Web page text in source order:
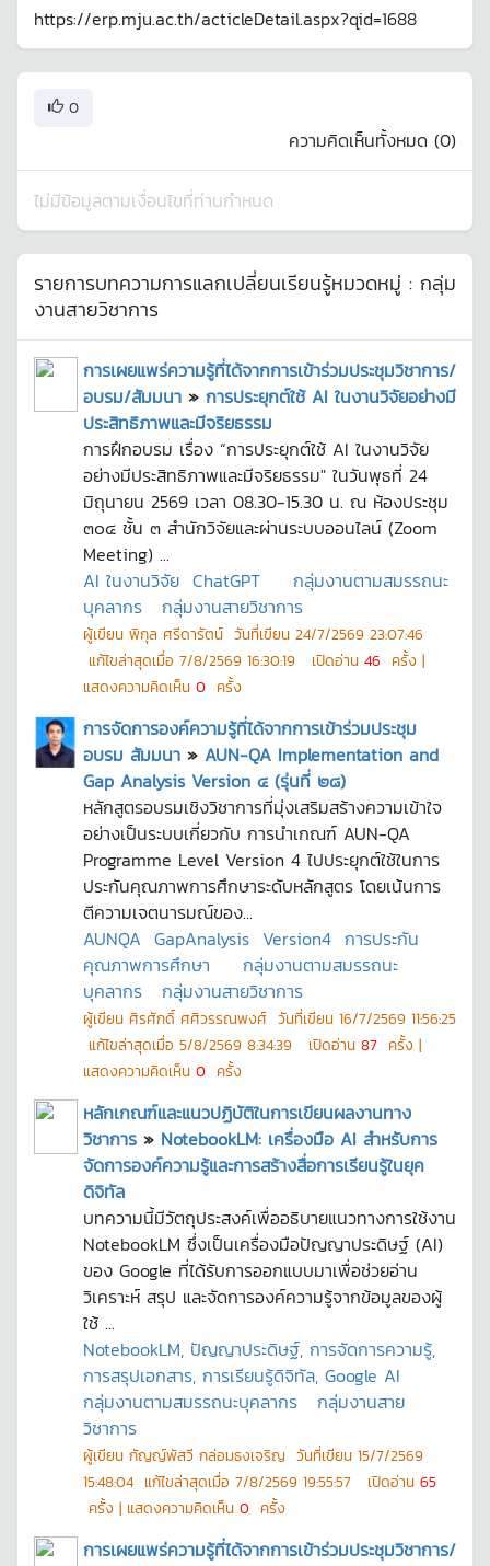
https://erp.mju.ac.th/acticleDetail.aspx?qid=1688
0
ความคิดเห็นทั้งหมด (0)
ไม่มีข้อมูลตามเงื่อนไขที่ท่านกำหนด
รายการบทความการแลกเปลี่ยนเรียนรู้หมวดหมู่ : กลุ่ม
งานสายวิชาการ
การเผยแพร่ความรู้ที่ได้จากการเข้าร่วมประชุมวิชาการ/
อบรม/สัมมนา » การประยุกต์ใช้ AI ในงานวิจัยอย่างมี
ประสิทธิภาพและมีจริยธรรม
การฝึกอบรม เรื่อง “การประยุกต์ใช้ AI ในงานวิจัย
อย่างมีประสิทธิภาพและมีจริยธรรม" ในวันพุธที่ 24
มิถุนายน 2569 เวลา 08.30-15.30 น. ณ ห้องประชุม
๓๐๔ ชั้น ๓ สำนักวิจัยและผ่านระบบออนไลน์ (Zoom
Meeting) ...
AI ในงานวิจัย ChatGPT
กลุ่มงานตามสมรรถนะ
บุคลากร
กลุ่มงานสายวิชาการ
ผู้เขียน พิกุล ศรีดารัตน์ วันที่เขียน 24/7/2569 23:07:46
แก้ไขล่าสุดเมื่อ 7/8/2569 16:30:19 เปิดอ่าน 46 ครั้ง |
แสดงความคิดเห็น 0 ครั้ง
การจัดการองค์ความรู้ที่ได้จากการเข้าร่วมประชุม
อบรม สัมมนา » AUN-QA Implementation and
Gap Analysis Version ๔ (รุ่นที่ ๒๘)
หลักสูตรอบรมเชิงวิชาการที่มุ่งเสริมสร้างความเข้าใจ
อย่างเป็นระบบเกี่ยวกับ การนำเกณฑ์ AUN-QA
Programme Level Version 4 ไปประยุกต์ใช้ในการ
ประกันคุณภาพการศึกษาระดับหลักสูตร โดยเน้นการ
ตีความเจตนารมณ์ของ...
AUNQA GapAnalysis Version4 การประกัน
คุณภาพการศึกษา
กลุ่มงานตามสมรรถนะ
บุคลากร
กลุ่มงานสายวิชาการ
ผู้เขียน ศิรศักดิ์ ศศิวรรณพงศ์ วันที่เขียน 16/7/2569 11:56:25
แก้ไขล่าสุดเมื่อ 5/8/2569 8:34:39 เปิดอ่าน 87 ครั้ง |
แสดงความคิดเห็น 0 ครั้ง
หลักเกณฑ์และแนวปฏิบัติในการเขียนผลงานทาง
วิชาการ » NotebookLM: เครื่องมือ AI สำหรับการ
จัดการองค์ความรู้และการสร้างสื่อการเรียนรู้ในยุค
ดิจิทัล
บทความนี้มีวัตถุประสงค์เพื่ออธิบายแนวทางการใช้งาน
NotebookLM ซึ่งเป็นเครื่องมือปัญญาประดิษฐ์ (AI)
ของ Google ที่ได้รับการออกแบบมาเพื่อช่วยอ่าน
วิเคราะห์ สรุป และจัดการองค์ความรู้จากข้อมูลของผู้
ใช้ ...
NotebookLM, ปัญญาประดิษฐ์, การจัดการความรู้,
การสรุปเอกสาร, การเรียนรู้ดิจิทัล, Google AI
กลุ่มงานตามสมรรถนะบุคลากร
กลุ่มงานสาย
วิชาการ
ผู้เขียน กัญญ์พัสวี กล่อมธงเจริญ วันที่เขียน 15/7/2569
15:48:04 แก้ไขล่าสุดเมื่อ 7/8/2569 19:55:57 เปิดอ่าน 65
ครั้ง | แสดงความคิดเห็น 0 ครั้ง
การเผยแพร่ความรู้ที่ได้จากการเข้าร่วมประชุมวิชาการ/